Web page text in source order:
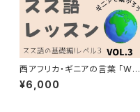
西アフリカ・ギニアの言葉 「WO
NTANARA スス語オンラインレ
ッスン 教材VOL.3 スス語基礎
¥6,000